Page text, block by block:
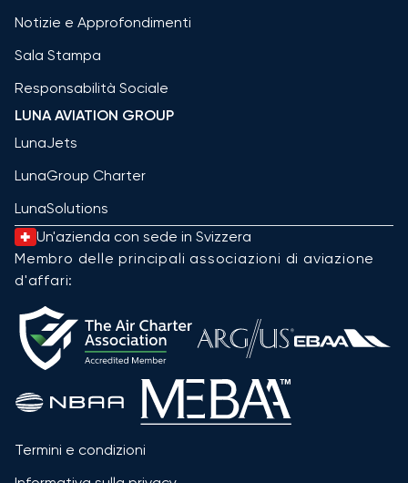
Notizie e Approfondimenti
Sala Stampa
Responsabilità Sociale
LUNA AVIATION GROUP
LunaJets
LunaGroup Charter
LunaSolutions
Un'azienda con sede in Svizzera
Membro delle principali associazioni di aviazione
d'affari:
Termini e condizioni